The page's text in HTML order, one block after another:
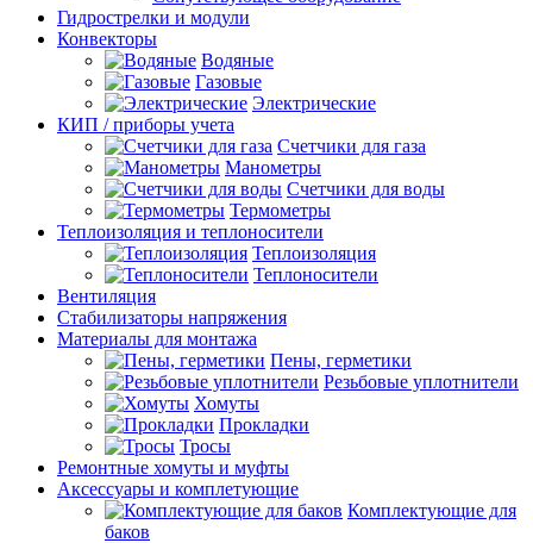
Гидрострелки и модули
Конвекторы
Водяные
Газовые
Электрические
КИП / приборы учета
Счетчики для газа
Манометры
Счетчики для воды
Термометры
Теплоизоляция и теплоносители
Теплоизоляция
Теплоносители
Вентиляция
Стабилизаторы напряжения
Материалы для монтажа
Пены, герметики
Резьбовые уплотнители
Хомуты
Прокладки
Тросы
Ремонтные хомуты и муфты
Аксессуары и комплетующие
Комплектующие для
баков